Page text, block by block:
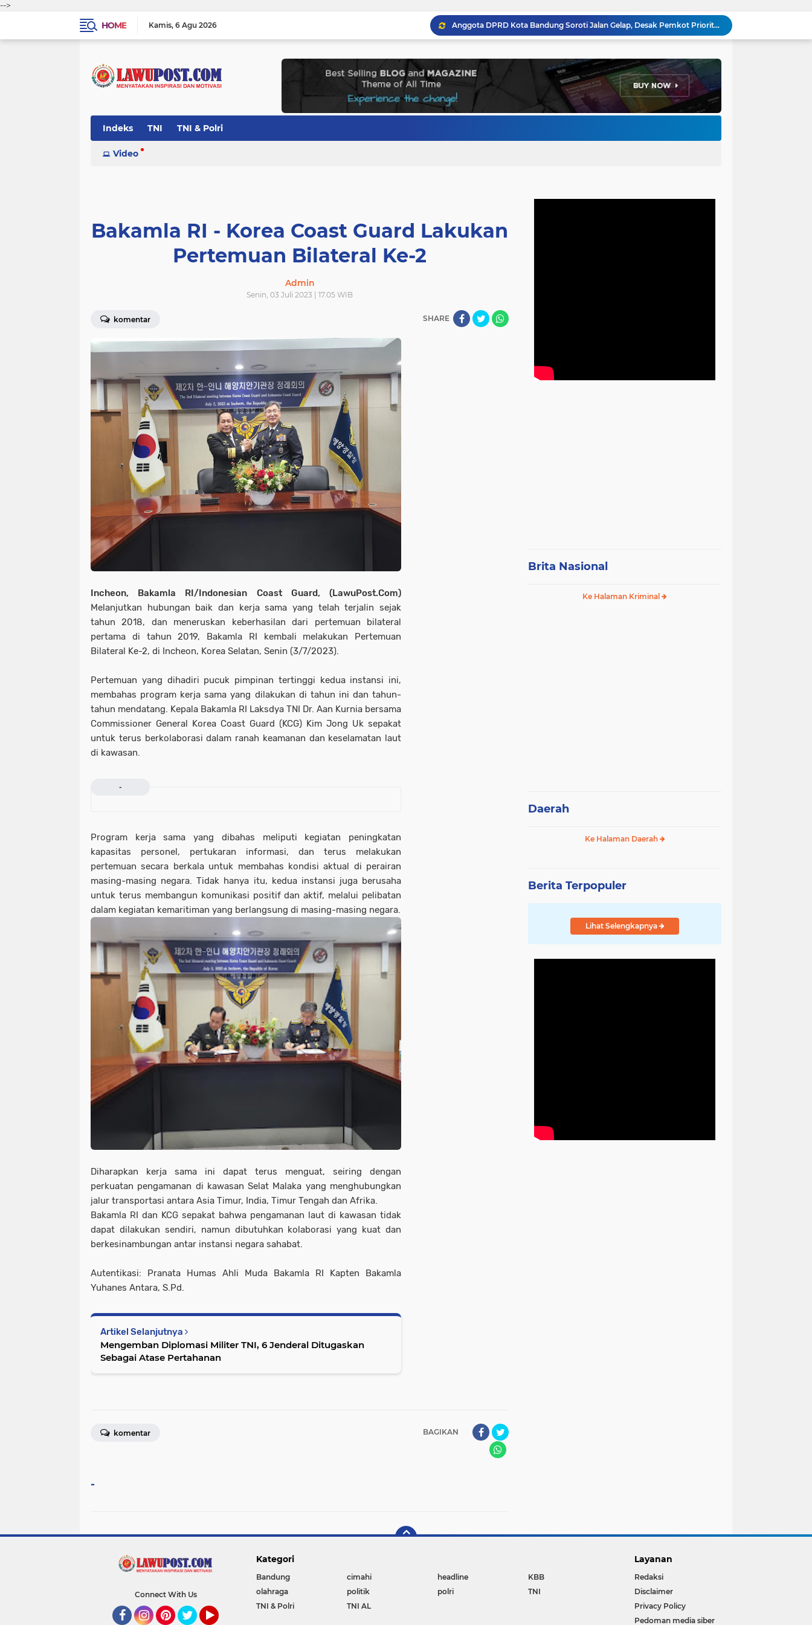
-->
HOME
Kamis 6 Agu 2026
Anggota DPRD Kota Bandung Soroti Jalan Gelap, Desak Pemkot Prioritaskan Pembenahan PJU
Pemkot Bandung Gandeng Big Bad Wolf Hadirkan Festival Literasi Pages and Plates
Program Gaslah Kota Bandung Raih Apresiasi Pemerintah Pusat, Pengolahan Sampah Capai 30 Persen
Hikmah Setelah Ibadah Salat Jumat: Momentum Memperkuat Iman dan Kepedulian Sosial
Bupati Jeje Ritchie Ismail Rotasikan Kadishub dan Kadisbudpar, Serta Lantik Ratusan ASN Bandung Barat
Indeks TNI TNI & Polri
Video
Bakamla RI - Korea Coast Guard Lakukan
Pertemuan Bilateral Ke-2
Admin
Senin, 03 Juli 2023 | 17.05 WIB
komentar SHARE
Incheon, Bakamla RI/Indonesian Coast Guard, (LawuPost.Com)
Melanjutkan hubungan baik dan kerja sama yang telah terjalin sejak
tahun 2018, dan meneruskan keberhasilan dari pertemuan bilateral
pertama di tahun 2019, Bakamla RI kembali melakukan Pertemuan
Bilateral Ke-2, di Incheon, Korea Selatan, Senin (3/7/2023).
Pertemuan yang dihadiri pucuk pimpinan tertinggi kedua instansi ini,
membahas program kerja sama yang dilakukan di tahun ini dan tahun-
tahun mendatang. Kepala Bakamla RI Laksdya TNI Dr. Aan Kurnia bersama
Commissioner General Korea Coast Guard (KCG) Kim Jong Uk sepakat
untuk terus berkolaborasi dalam ranah keamanan dan keselamatan laut
di kawasan.
-
Program kerja sama yang dibahas meliputi kegiatan peningkatan
kapasitas personel, pertukaran informasi, dan terus melakukan
pertemuan secara berkala untuk membahas kondisi aktual di perairan
masing-masing negara. Tidak hanya itu, kedua instansi juga berusaha
untuk terus membangun komunikasi positif dan aktif, melalui pelibatan
dalam kegiatan kemaritiman yang berlangsung di masing-masing negara.
Diharapkan kerja sama ini dapat terus menguat, seiring dengan
perkuatan pengamanan di kawasan Selat Malaka yang menghubungkan
jalur transportasi antara Asia Timur, India, Timur Tengah dan Afrika.
Bakamla RI dan KCG sepakat bahwa pengamanan laut di kawasan tidak
dapat dilakukan sendiri, namun dibutuhkan kolaborasi yang kuat dan
berkesinambungan antar instansi negara sahabat.
Autentikasi: Pranata Humas Ahli Muda Bakamla RI Kapten Bakamla
Yuhanes Antara, S.Pd.
Artikel Selanjutnya
Mengemban Diplomasi Militer TNI, 6 Jenderal Ditugaskan
Sebagai Atase Pertahanan
BAGIKAN
komentar
-
Brita Nasional
Ke Halaman Kriminal
Daerah
Ke Halaman Daerah
Berita Terpopuler
Lihat Selengkapnya
Connect With Us
Kategori
Bandung cimahi headline
KBB
olahraga
politik polri
TNI
TNI & Polri
TNI AL
Layanan
Redaksi
Disclaimer
Privacy Policy
Pedoman media siber